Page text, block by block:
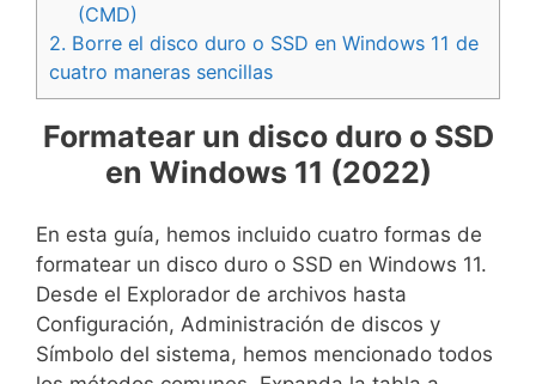
(CMD)
2. Borre el disco duro o SSD en Windows 11 de
cuatro maneras sencillas
Formatear un disco duro o SSD
en Windows 11 (2022)
En esta guía, hemos incluido cuatro formas de
formatear un disco duro o SSD en Windows 11.
Desde el Explorador de archivos hasta
Configuración, Administración de discos y
Símbolo del sistema, hemos mencionado todos